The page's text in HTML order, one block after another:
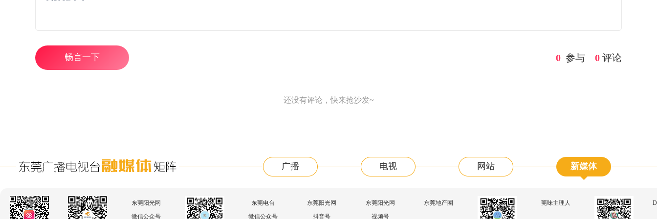
畅言一下 0 参与 0 评论
还没有评论，快来抢沙发~
广播 电视 网站 新媒体
东莞阳光网
微信公众号
东莞电台
微信公众号
东莞阳光网
抖音号
东莞阳光网
视频号
东莞地产圈 莞味主理人